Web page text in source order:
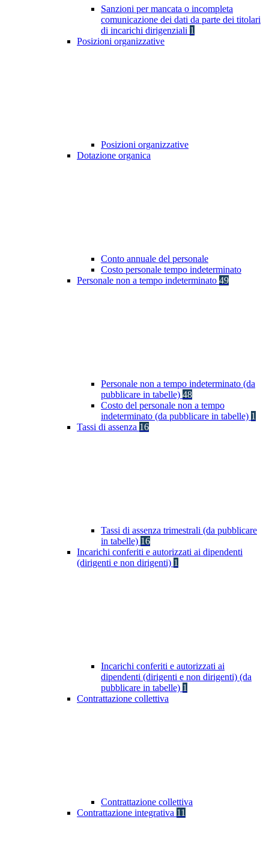
Sanzioni per mancata o incompleta
comunicazione dei dati da parte dei titolari
di incarichi dirigenziali 1
Posizioni organizzative
Posizioni organizzative
Dotazione organica
Conto annuale del personale
Costo personale tempo indeterminato
Personale non a tempo indeterminato 49
Personale non a tempo indeterminato (da
pubblicare in tabelle) 48
Costo del personale non a tempo
indeterminato (da pubblicare in tabelle) 1
Tassi di assenza 16
Tassi di assenza trimestrali (da pubblicare
in tabelle) 16
Incarichi conferiti e autorizzati ai dipendenti
(dirigenti e non dirigenti) 1
Incarichi conferiti e autorizzati ai
dipendenti (dirigenti e non dirigenti) (da
pubblicare in tabelle) 1
Contrattazione collettiva
Contrattazione collettiva
Contrattazione integrativa 11